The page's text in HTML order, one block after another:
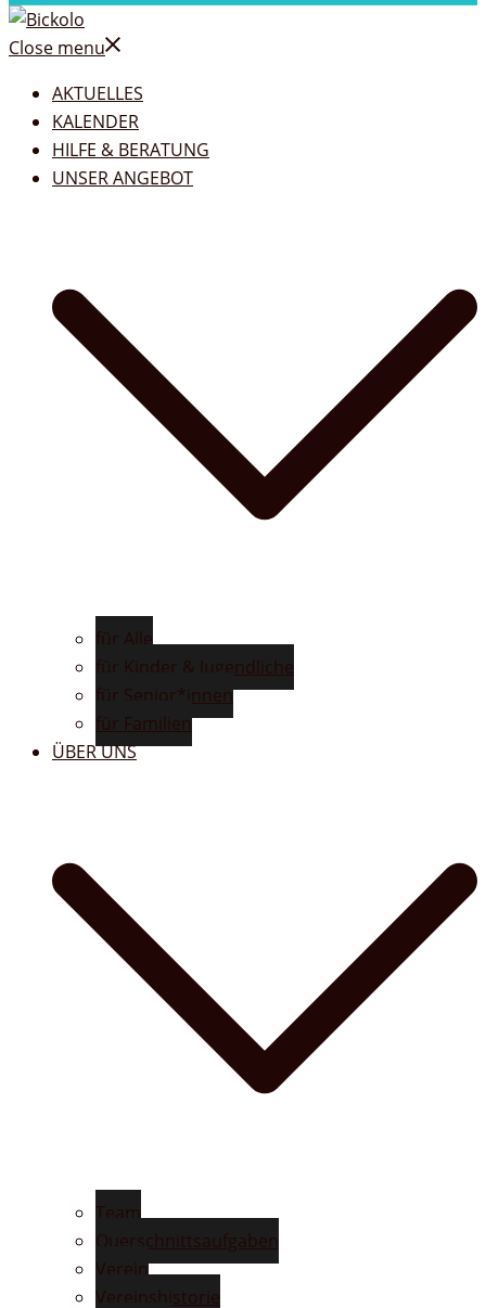
Close menu
AKTUELLES
KALENDER
HILFE & BERATUNG
UNSER ANGEBOT
für Alle
für Kinder & Jugendliche
für Senior*innen
für Familien
ÜBER UNS
Team
Querschnittsaufgaben
Verein
Vereinshistorie